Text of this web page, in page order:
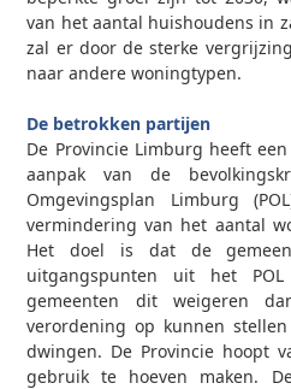
van het aantal huishoudens in
zal er door de sterke
naar andere woningtypen.
De betrokken partijen
De Provincie Limburg heeft
aanpak van de
Omgevingsplan Limburg
vermindering van het aantal
Het doel is dat de
uitgangspunten uit het POL
gemeenten dit weigeren
verordening op kunnen
dwingen. De Provincie hoopt
gebruik te hoeven maken.